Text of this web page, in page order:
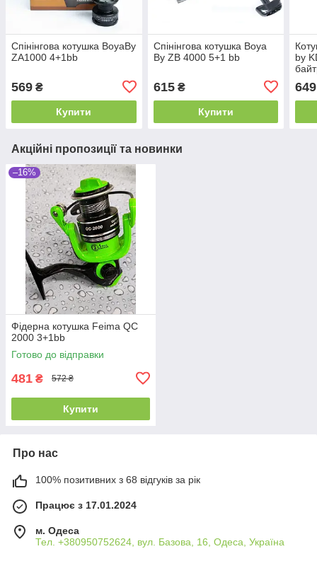
Спінінгова котушка BoyaBy
ZA1000 4+1bb
569 ₴
Купити
Спінінгова котушка Boya
By ZB 4000 5+1 bb
615₴
Купити
by
649
Акційні пропозиції та новинки
–16%
Фідерна котушка Feima QC
2000 3+1bb
Готово до відправки
481 ₴ 572 ₴
Купити
Про нас
100% позитивних з 68 відгуків за рік
Працює з 17.01.2024
м. Одеса
Тел. +380950752624, вул. Базова, 16, Одеса, Україна